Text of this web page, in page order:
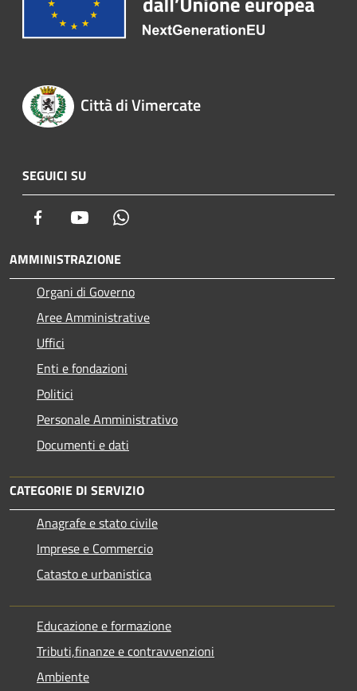
Città di Vimercate
SEGUICI SU
Facebook Youtube
AMMINISTRAZIONE
Organi di Governo
Aree Amministrative
Uffici
Enti e fondazioni
Politici
Personale Amministrativo
Documenti e dati
CATEGORIE DI SERVIZIO
Anagrafe e stato civile
Imprese e Commercio
Catasto e urbanistica
Educazione e formazione
Tributi,finanze e contravvenzioni
Ambiente